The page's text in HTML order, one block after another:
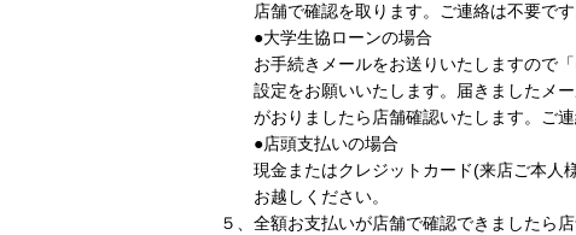
店舗で確認を取ります。ご連絡は不要です
●大学生協ローンの場合
お手続きメールをお送りいたしますので「
設定をお願いいたします。届きましたメー
がおりましたら店舗確認いたします。ご連
●店頭支払いの場合
現金またはクレジットカード(来店ご本人
お越しください。
５、全額お支払いが店舗で確認できましたら